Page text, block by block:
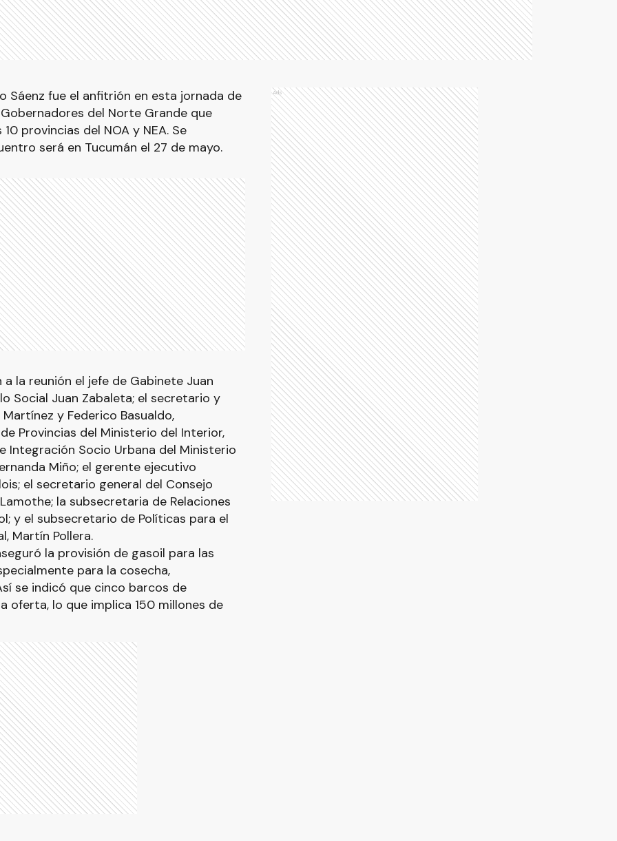
Sáenz fue el anfitrión en esta jornada de
del Norte Grande que
provincias del NOA y NEA. Se
será en Tucumán el 27 de mayo.
la reunión el jefe de Gabinete Juan
Social Juan Zabaleta; el secretario y
y Federico Basualdo,
Provincias del Ministerio del Interior,
Integración Socio Urbana del Ministerio
Miño; el gerente ejecutivo
el secretario general del Consejo
la subsecretaria de Relaciones
y el subsecretario de Políticas para el
Martín Pollera.
la provisión de gasoil para las
para la cosecha,
se indicó que cinco barcos de
oferta, lo que implica 150 millones de
Ads